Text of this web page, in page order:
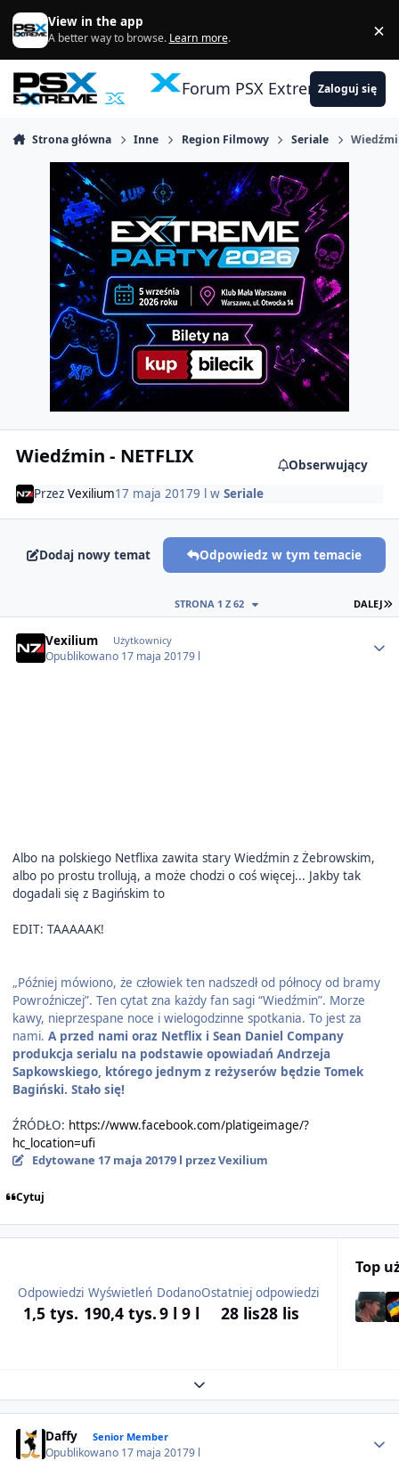
Skocz do zawartości
View in the app
A better way to browse. Learn more. ×
Forum PSX ExtremeZaloguj się
Strona główna Inne Region Filmowy Seriale
Wiedźmin - NETFLIX
Obserwujący
Przez Vexilium17 maja 20179 l w Seriale
Dodaj nowy temat Odpowiedz w tym temacie
DALEJ
STRONA 1 Z 62
Vexilium Użytkownicy
Opublikowano 17 maja 20179 l
Albo na polskiego Netflixa zawita stary Wiedźmin z Żebrowskim,
albo po prostu trollują, a może chodzi o coś więcej... Jakby tak
dogadali się z Bagińskim to
EDIT: TAAAAAK!
„Później mówiono, że człowiek ten nadszedł od północy od bramy
Powroźniczej”. Ten cytat zna każdy fan sagi “Wiedźmin”. Morze
kawy, nieprzespane noce i wielogodzinne spotkania. To jest za
nami. A przed nami oraz Netflix i Sean Daniel Company
produkcja serialu na podstawie opowiadań Andrzeja
Sapkowskiego, którego jednym z reżyserów będzie Tomek
Bagiński. Stało się!
ŹRÓDŁO: https://www.facebook.com/platigeimage/?
hc_location=ufi
Edytowane 17 maja 20179 l przez Vexilium
Cytuj
Odpowiedzi
1,5 tys.
Wyświetleń
190,4 tys.
Dodano
9 l 9 l
Ostatniej odpowiedzi
28 lis28 lis
Top
Expand topic overview
Daffy Senior Member
Opublikowano 17 maja 20179 l